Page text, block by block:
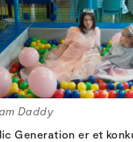
Daddy
Generation er et